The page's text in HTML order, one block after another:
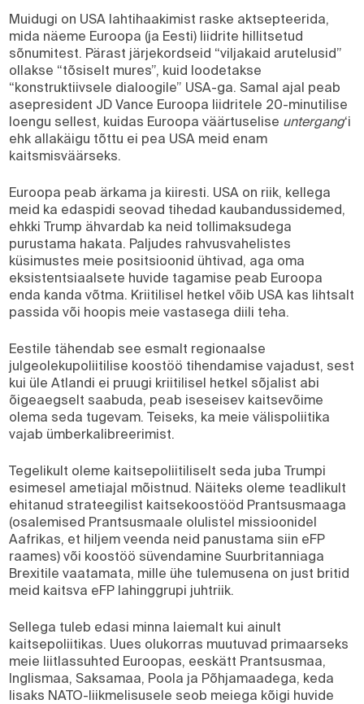
Muidugi on USA lahtihaakimist raske aktsepteerida,
mida näeme Euroopa (ja Eesti) liidrite hillitsetud
sõnumitest. Pärast järjekordseid “viljakaid arutelusid”
ollakse “tõsiselt mures”, kuid loodetakse
“konstruktiivsele dialoogile” USA-ga. Samal ajal peab
asepresident JD Vance Euroopa liidritele 20-minutilise
loengu sellest, kuidas Euroopa väärtuselise untergang‘i
ehk allakäigu tõttu ei pea USA meid enam
kaitsmisväärseks.
Euroopa peab ärkama ja kiiresti. USA on riik, kellega
meid ka edaspidi seovad tihedad kaubandussidemed,
ehkki Trump ähvardab ka neid tollimaksudega
purustama hakata. Paljudes rahvusvahelistes
küsimustes meie positsioonid ühtivad, aga oma
eksistentsiaalsete huvide tagamise peab Euroopa
enda kanda võtma. Kriitilisel hetkel võib USA kas lihtsalt
passida või hoopis meie vastasega diili teha.
Eestile tähendab see esmalt regionaalse
julgeolekupoliitilise koostöö tihendamise vajadust, sest
kui üle Atlandi ei pruugi kriitilisel hetkel sõjalist abi
õigeaegselt saabuda, peab iseseisev kaitsevõime
olema seda tugevam. Teiseks, ka meie välispoliitika
vajab ümberkalibreerimist.
Tegelikult oleme kaitsepoliitiliselt seda juba Trumpi
esimesel ametiajal mõistnud. Näiteks oleme teadlikult
ehitanud strateegilist kaitsekoostööd Prantsusmaaga
(osalemised Prantsusmaale olulistel missioonidel
Aafrikas, et hiljem veenda neid panustama siin eFP
raames) või koostöö süvendamine Suurbritanniaga
Brexitile vaatamata, mille ühe tulemusena on just britid
meid kaitsva eFP lahinggrupi juhtriik.
Sellega tuleb edasi minna laiemalt kui ainult
kaitsepoliitikas. Uues olukorras muutuvad primaarseks
meie liitlassuhted Euroopas, eeskätt Prantsusmaa,
Inglismaa, Saksamaa, Poola ja Põhjamaadega, keda
lisaks NATO-liikmelisusele seob meiega kõigi huvide